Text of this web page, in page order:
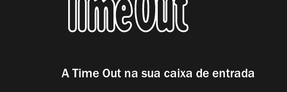
A Time Out na sua caixa de entrada